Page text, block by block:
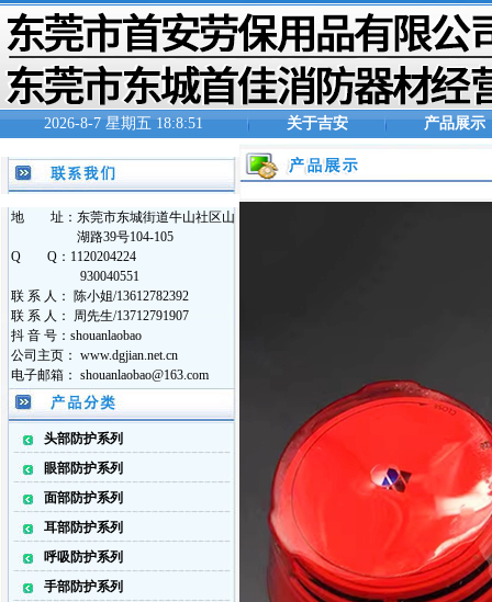
2026-8-7 星期五 18:8:52 关于吉安 产品展示
地 址：东莞市东城街道牛山社区山
湖路39号104-105
Q Q：1120204224
930040551
联 系 人： 陈小姐/13612782392
联 系 人： 周先生/13712791907
抖 音 号：shouanlaobao
公司主页： www.dgjian.net.cn
电子邮箱： shouanlaobao@163.com
头部防护系列
眼部防护系列
面部防护系列
耳部防护系列
呼吸防护系列
手部防护系列